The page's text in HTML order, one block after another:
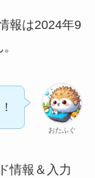
報は2024年9
おたふぐ
情報＆入力